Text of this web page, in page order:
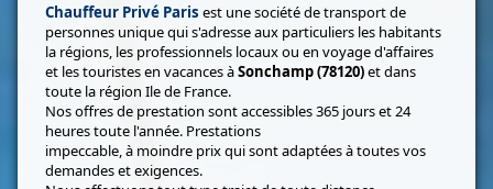
Chauffeur Privé Paris est une société de transport de
personnes unique qui s'adresse aux particuliers les habitants
la régions, les professionnels locaux ou en voyage d'affaires
et les touristes en vacances àSonchamp (78120)et dans
toute la région Ile de France.
Nos offres de prestation sont accessibles 365 jours et 24
heures toute l'année. Prestations
impeccable, à moindre prix qui sont adaptées à toutes vos
demandes et exigences.